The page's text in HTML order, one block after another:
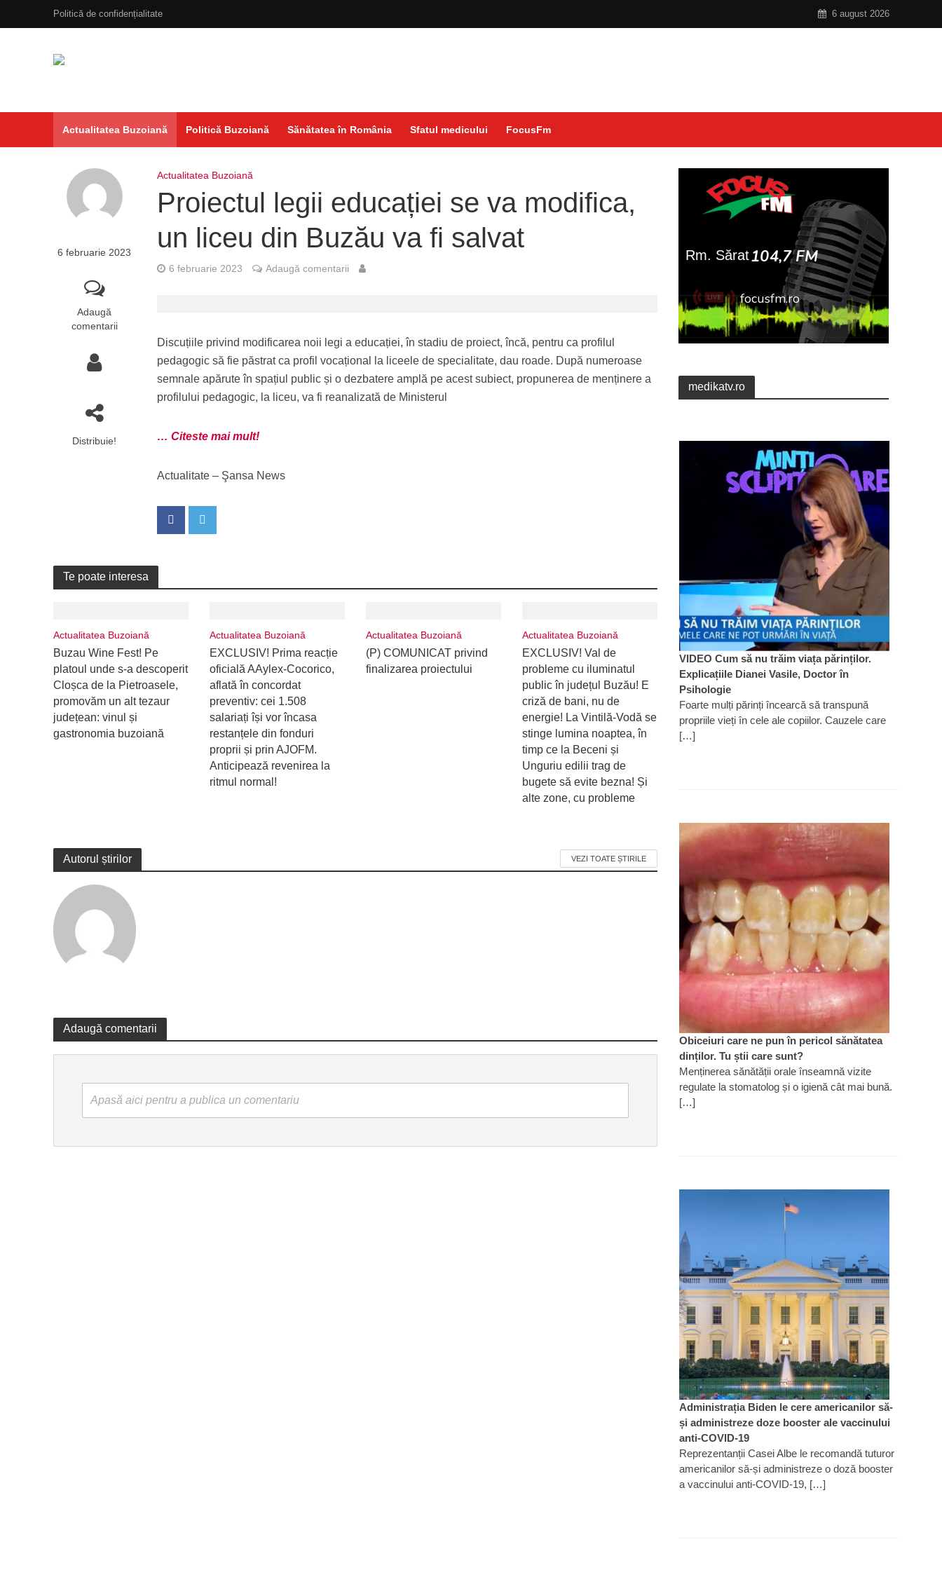
Politică de confidențialitate 6 august 2026
Actualitatea Buzoiană Politică Buzoiană Sănătatea în România Sfatul medicului FocusFm
6 februarie 2023
Adaugă
comentarii
Distribuie!
Actualitatea Buzoiană
Proiectul legii educației se va modifica,
un liceu din Buzău va fi salvat
6 februarie 2023 Adaugă comentarii
Discuțiile privind modificarea noii legi a educației, în stadiu de proiect, încă, pentru ca profilul
pedagogic să fie păstrat ca profil vocațional la liceele de specialitate, dau roade. După numeroase
semnale apărute în spațiul public și o dezbatere amplă pe acest subiect, propunerea de menținere a
profilului pedagogic, la liceu, va fi reanalizată de Ministerul
… Citeste mai mult!
Actualitate – Şansa News
Te poate interesa
Actualitatea Buzoiană
Buzau Wine Fest! Pe
platoul unde s-a descoperit
Cloșca de la Pietroasele,
promovăm un alt tezaur
județean: vinul și
gastronomia buzoiană
Actualitatea Buzoiană
EXCLUSIV! Prima reacție
oficială AAylex-Cocorico,
aflată în concordat
preventiv: cei 1.508
salariați își vor încasa
restanțele din fonduri
proprii și prin AJOFM.
Anticipează revenirea la
ritmul normal!
Actualitatea Buzoiană
(P) COMUNICAT privind
finalizarea proiectului
Actualitatea Buzoiană
EXCLUSIV! Val de
probleme cu iluminatul
public în județul Buzău! E
criză de bani, nu de
energie! La Vintilă-Vodă se
stinge lumina noaptea, în
timp ce la Beceni și
Unguriu edilii trag de
bugete să evite bezna! Și
alte zone, cu probleme
Autorul știrilor VEZI TOATE ȘTIRILE
Adaugă comentarii
Apasă aici pentru a publica un comentariu
medikatv.ro
VIDEO Cum să nu trăim viața părinților.
Explicațiile Dianei Vasile, Doctor în
Psihologie
Foarte mulți părinți încearcă să transpună
propriile vieți în cele ale copiilor. Cauzele care
[…]
Obiceiuri care ne pun în pericol sănătatea
dinților. Tu știi care sunt?
Menținerea sănătății orale înseamnă vizite
regulate la stomatolog și o igienă cât mai bună.
[…]
Administrația Biden le cere americanilor să-
și administreze doze booster ale vaccinului
anti-COVID-19
Reprezentanții Casei Albe le recomandă tuturor
americanilor să-și administreze o doză booster
a vaccinului anti-COVID-19, […]